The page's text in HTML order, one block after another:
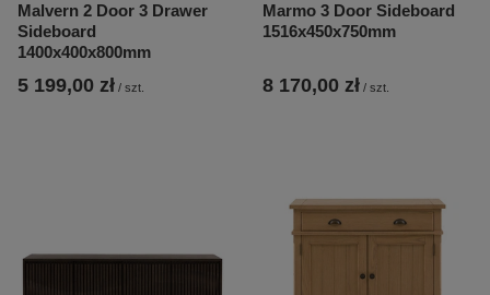
Malvern 2 Door 3 Drawer
Sideboard
1400x400x800mm
5 199,00 zł / szt.
Marmo 3 Door Sideboard
1516x450x750mm
8 170,00 zł / szt.